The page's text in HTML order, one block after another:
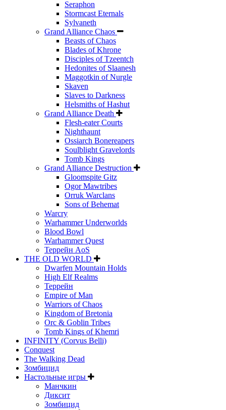
Seraphon
Stormcast Eternals
Sylvaneth
Grand Alliance Chaos
Beasts of Chaos
Blades of Khrone
Disciples of Tzeentch
Hedonites of Slaanesh
Maggotkin of Nurgle
Skaven
Slaves to Darkness
Helsmiths of Hashut
Grand Alliance Death
Flesh-eater Courts
Nighthaunt
Ossiarch Bonereapers
Soulblight Gravelords
Tomb Kings
Grand Alliance Destruction
Gloomspite Gitz
Ogor Mawtribes
Orruk Warclans
Sons of Behemat
Warcry
Warhammer Underworlds
Blood Bowl
Warhammer Quest
Террейн AoS
THE OLD WORLD
Dwarfen Mountain Holds
High Elf Realms
Террейн
Empire of Man
Warriors of Chaos
Kingdom of Bretonia
Orc & Goblin Tribes
Tomb Kings of Khemri
INFINITY (Corvus Belli)
Conquest
The Walking Dead
Зомбицид
Настольные игры
Манчкин
Диксит
Зомбицид